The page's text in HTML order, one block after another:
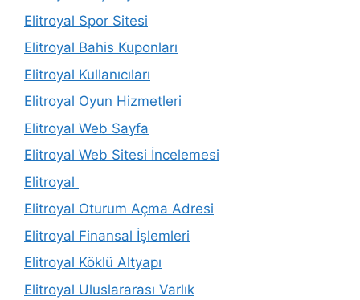
Elitroyal Spor Sitesi
Elitroyal Bahis Kuponları
Elitroyal Kullanıcıları
Elitroyal Oyun Hizmetleri
Elitroyal Web Sayfa
Elitroyal Web Sitesi İncelemesi
Elitroyal
Elitroyal Oturum Açma Adresi
Elitroyal Finansal İşlemleri
Elitroyal Köklü Altyapı
Elitroyal Uluslararası Varlık